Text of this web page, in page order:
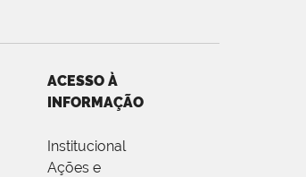
ACESSO À
INFORMAÇÃO
Institucional
Ações e